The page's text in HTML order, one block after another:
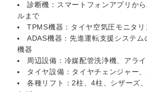
診断機：スマートフォンアプリか
ルまで
TPMS機器：タイヤ空気圧モニタ
ADAS機器：先進運転支援システム
機器
周辺設備：冷媒配管洗浄機、アラ
タイヤ設備：タイヤチェンジャー
各種リフト：2柱、4柱、シザーズ